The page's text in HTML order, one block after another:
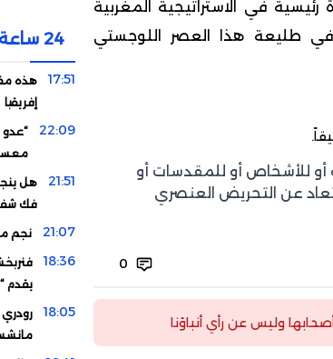
رئيسية في الاستراتيجية المغربية
في طليعة هذا العصر اللوجستي
أو للأشخاص أو للمقدسات أو
عن التحريض العنصري
0
أصحابها وليس عن رأي أنباؤنا
24 ساعة
17:51
هذه
إفريقيا
22:09
“عدو
21:51
هل
فك
21:07 نجم
18:36
يقدم
18:05
رودري